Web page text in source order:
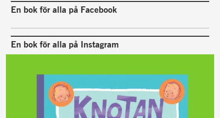
En bok för alla på Facebook
En bok för alla på Instagram